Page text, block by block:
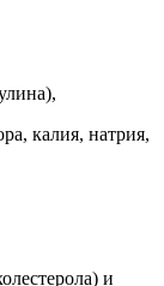
калия, натрия,
и